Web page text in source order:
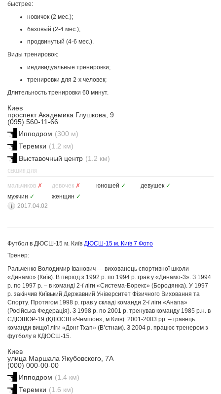
быстрее:
новичок (2 мес.);
базовый (2-4 мес.);
продвинутый (4-6 мес.).
Виды тренировок:
индивидуальные тренировки;
тренировки для 2-х человек;
Длительность тренировки 60 минут.
Киев
проспект Академика Глушкова, 9
(095) 560-11-66
Ипподром (300 м)
Теремки (1.2 км)
Выставочный центр (1.2 км)
СЕКЦИЯ ДЛЯ
мальчиков ✗ девочек ✗ юношей ✓ девушек ✓
мужчин ✓ женщин ✓
2017.04.02
Футбол в ДЮСШ-15 м. Київ ДЮСШ-15 м. Київ 7 Фото
Тренер:
Ральченко Володимир Іванович — вихованець спортивної школи
«Динамо» (Київ). В період з 1992 р. по 1994 р. грав у «Динамо-3». З 1994
р. по 1997 р. – в команді 2-ї ліги «Система-Борекс» (Бородянка). У 1997
р. закінчив Київький Державний Університет Фізичного Виховання та
Спорту. Протягом 1998 р. грав у складі команди 2-ї ліги «Анапа»
(Російська Федерація). З 1998 р. по 2001 р. тренував команду 1985 р.н. в
СДЮШОР-19 (КДЮСШ «Чемпіон», м.Київ). 2001-2003 рр. – гравець
команди вищої ліги «Донг Тхап» (В’єтнам). З 2004 р. працює тренером з
футболу в КДЮСШ-15.
Киев
улица Маршала Якубовского, 7А
(000) 000-00-00
Ипподром (1.4 км)
Теремки (1.6 км)